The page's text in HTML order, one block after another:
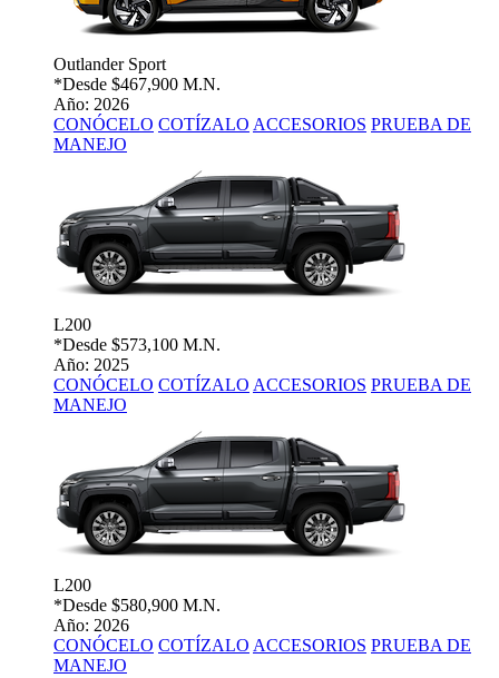
Outlander Sport
*Desde $467,900 M.N.
Año: 2026
CONÓCELO COTÍZALO ACCESORIOS PRUEBA DE
MANEJO
L200
*Desde $573,100 M.N.
Año: 2025
CONÓCELO COTÍZALO ACCESORIOS PRUEBA DE
MANEJO
L200
*Desde $580,900 M.N.
Año: 2026
CONÓCELO COTÍZALO ACCESORIOS PRUEBA DE
MANEJO